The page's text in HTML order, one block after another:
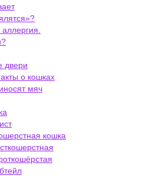
двери
о кошках
мяч
кошка